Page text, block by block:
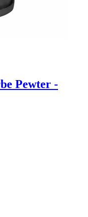
Pewter -